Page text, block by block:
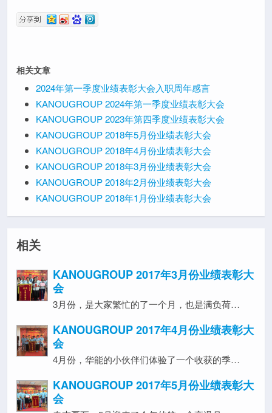
相关文章
2024年第一季度业绩表彰大会入职周年感言
KANOUGROUP 2024年第一季度业绩表彰大会
KANOUGROUP 2023年第四季度业绩表彰大会
KANOUGROUP 2018年5月份业绩表彰大会
KANOUGROUP 2018年4月份业绩表彰大会
KANOUGROUP 2018年3月份业绩表彰大会
KANOUGROUP 2018年2月份业绩表彰大会
KANOUGROUP 2018年1月份业绩表彰大会
相关
KANOUGROUP 2017年3月份业绩表彰大
会
3月份，是大家繁忙的了一个月，也是满负荷…
KANOUGROUP 2017年4月份业绩表彰大
会
4月份，华能的小伙伴们体验了一个收获的季…
KANOUGROUP 2017年5月份业绩表彰大
会